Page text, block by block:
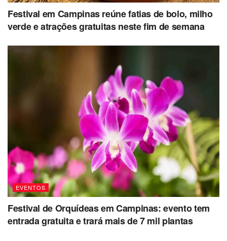
Festival em Campinas reúne fatias de bolo, milho
verde e atrações gratuitas neste fim de semana
EVENTOS
Festival de Orquídeas em Campinas: evento tem
entrada gratuita e trará mais de 7 mil plantas